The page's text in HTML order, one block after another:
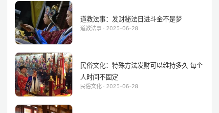
道教法事：发财秘法日进斗金不是梦
道教法事 · 2025-06-28
民俗文化：特殊方法发财可以维持多久 每个
人时间不固定
民俗文化 · 2025-06-28